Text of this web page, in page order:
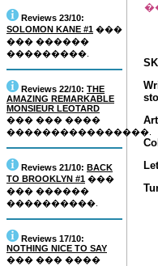
Reviews 23/10:
SOLOMON KANE #1 ���
��� ������
���������.
Reviews 22/10: THE
AMAZING REMARKABLE
MONSIEUR LEOTARD
��� ��� ����
����������������.
Reviews 21/10: BACK
TO BROOKLYN #1 ���
��� ������
����������.
Reviews 17/10:
NOTHING NICE TO SAY
��� ��� ����